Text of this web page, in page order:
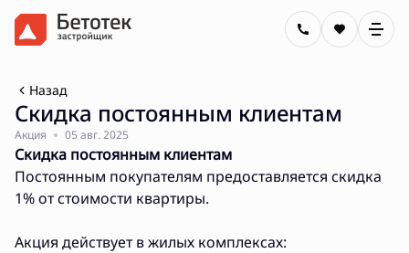
Назад
Скидка постоянным клиентам
Акция 05 авг. 2025
Скидка постоянным клиентам
Постоянным покупателям предоставляется скидка
1% от стоимости квартиры.
Акция действует в жилых комплексах: